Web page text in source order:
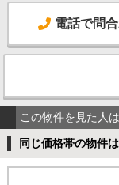
電話で問
この物件を見た人
同じ価格帯の物件